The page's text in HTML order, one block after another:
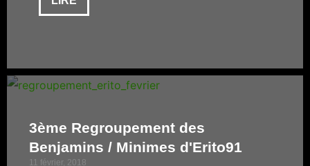
3ème Regroupement des
Benjamins / Minimes d'Erito91
11 février, 2018